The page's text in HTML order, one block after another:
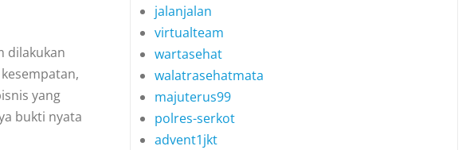
dilakukan
yang
bukti nyata
jalanjalan
virtualteam
wartasehat
walatrasehatmata
majuterus99
polres-serkot
advent1jkt